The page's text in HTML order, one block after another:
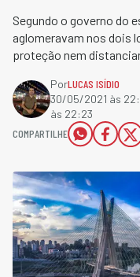
Segundo o governo do
aglomeravam nos dois
proteção nem
PorLUCAS ISÍDIO
30/05/2021 às
às 22:23
COMPARTILHE